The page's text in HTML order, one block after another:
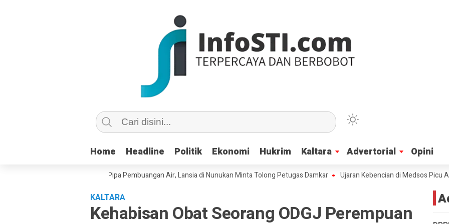
Home Headline Politik Ekonomi Hukrim Kaltara Advertorial Opini
Home Headline Politik Ekonomi Hukrim Kaltara Advertorial Opini
dan Masuk Saluran Pipa Pembuangan Air, Lansia di Nunukan Minta Tolong Petugas Damkar Ujaran Kebencian di Medsos Picu Amarah
KALTARA
Kehabisan Obat Seorang ODGJ Perempuan